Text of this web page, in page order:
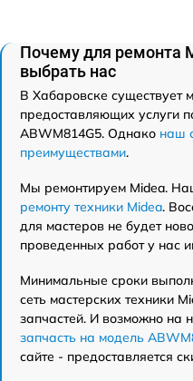
Почему для ремонта
выбрать нас
В Хабаровске существует
предоставляющих услуги
ABWM814G5. Однако наш
преимуществами.
Мы ремонтируем Midea.
ремонту техники Midea.
для мастеров не будет
проведенных работ у нас
Минимальные сроки
сеть мастерских техники
запчастей. И возможно на
запчасть на модель
сайте - предоставляется